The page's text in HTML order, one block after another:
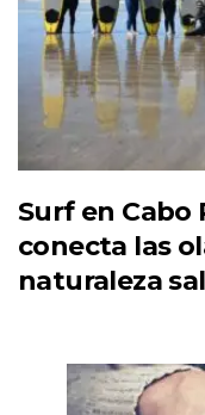
Surf en Cabo
conecta las
naturaleza